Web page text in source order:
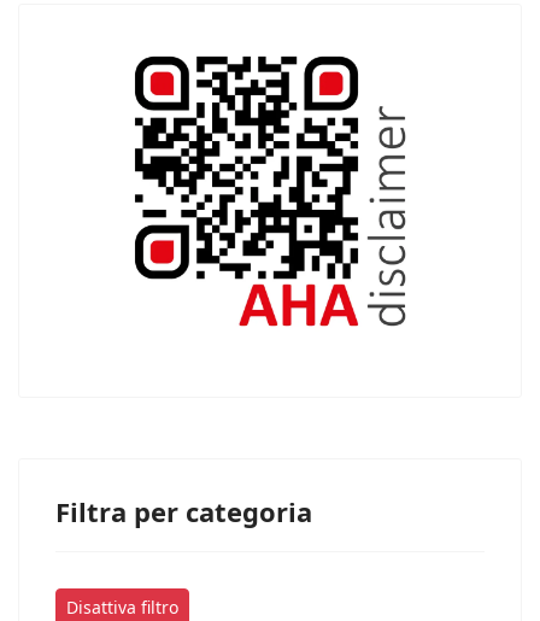
Filtra per categoria
Disattiva filtro